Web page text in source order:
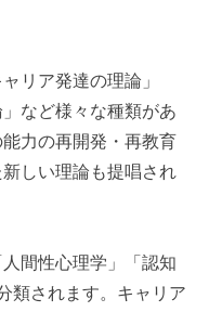
リア発達の理論」
など様々な種類があ
力の再開発・再教育
しい理論も提唱され
間性心理学」「認知
類されます。キャリア